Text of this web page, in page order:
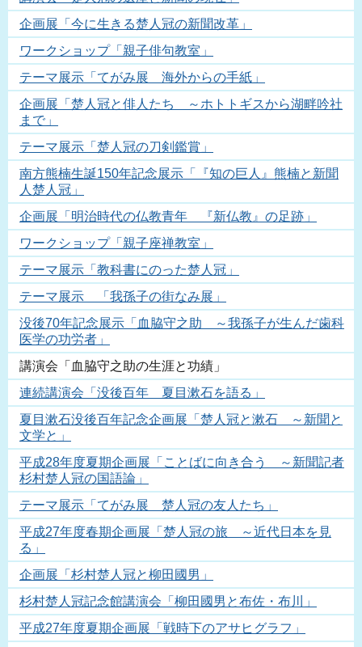
企画展「今に生きる楚人冠の新聞改革」
ワークショップ「親子俳句教室」
テーマ展示「てがみ展 海外からの手紙」
企画展「楚人冠と俳人たち ～ホトトギスから湖畔吟社
まで」
テーマ展示「楚人冠の刀剣鑑賞」
南方熊楠生誕150年記念展示「『知の巨人』熊楠と新聞
人楚人冠」
企画展「明治時代の仏教青年 『新仏教』の足跡」
ワークショップ「親子座禅教室」
テーマ展示「教科書にのった楚人冠」
テーマ展示 「我孫子の街なみ展」
没後70年記念展示「血脇守之助 ～我孫子が生んだ歯科
医学の功労者」
講演会「血脇守之助の生涯と功績」
連続講演会「没後百年 夏目漱石を語る」
夏目漱石没後百年記念企画展「楚人冠と漱石 ～新聞と
文学と」
平成28年度夏期企画展「ことばに向き合う ～新聞記者
杉村楚人冠の国語論」
テーマ展示「てがみ展 楚人冠の友人たち」
平成27年度春期企画展「楚人冠の旅 ～近代日本を見
る」
企画展「杉村楚人冠と柳田國男」
杉村楚人冠記念館講演会「柳田國男と布佐・布川」
平成27年度夏期企画展「戦時下のアサヒグラフ」